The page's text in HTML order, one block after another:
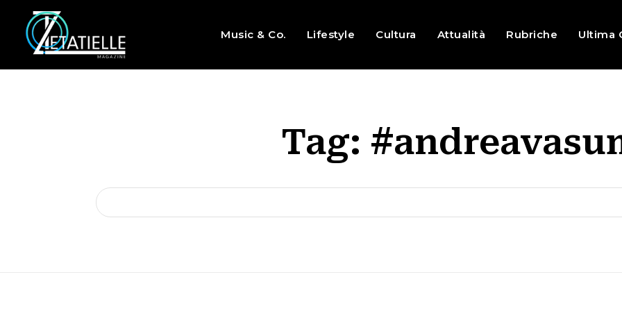
Music & Co. Lifestyle Cultura Attualità Rubriche Ultima
Tag: